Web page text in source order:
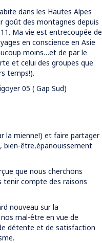
dans les Hautes Alpes
goût des montagnes depuis
Ma vie est entrecoupée de
en conscience en Asie
moins…et de par le
et celui des groupes que
temps!).
05 ( Gap Sud)
la mienne!) et faire partager
bien-être,épanouissement
que nous cherchons
tenir compte des raisons
nouveau sur la
mal-être en vue de
détente et de satisfaction